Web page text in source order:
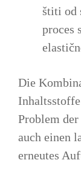
štiti od
proces
Die
Problem
auch einen
erneutes